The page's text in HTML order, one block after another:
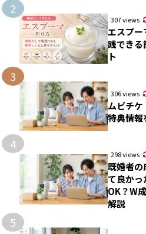
2
307 views
エスプー
践できる
ト
3
306 views
ムビチケ
特典情報
4
298 views
既婚者の
て良かっ
OK？W
解説
5